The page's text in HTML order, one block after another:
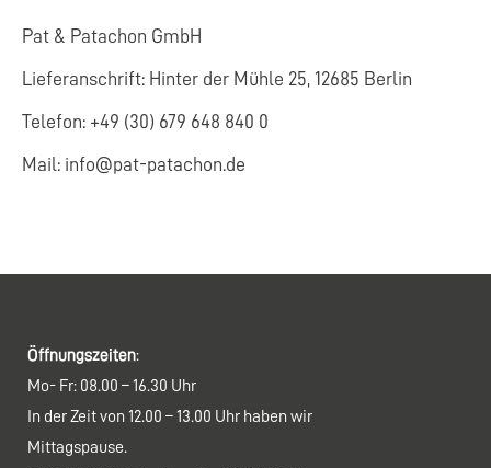
Pat & Patachon GmbH
Lieferanschrift: Hinter der Mühle 25, 12685 Berlin
Telefon: +49 (30) 679 648 840 0
Mail: info@pat-patachon.de
Öffnungszeiten:
Mo- Fr: 08.00 – 16.30 Uhr
In der Zeit von 12.00 – 13.00 Uhr haben wir
Mittagspause.